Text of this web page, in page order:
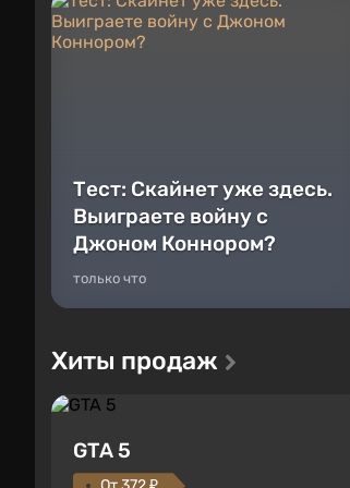
Тест: Скайнет уже здесь.
Выиграете войну с
Джоном Коннором?
только что
Хиты продаж
GTA 5